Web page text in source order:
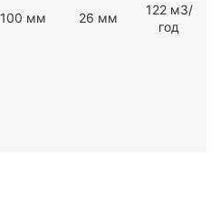
100 мм 26 мм
122 мЗ/
год